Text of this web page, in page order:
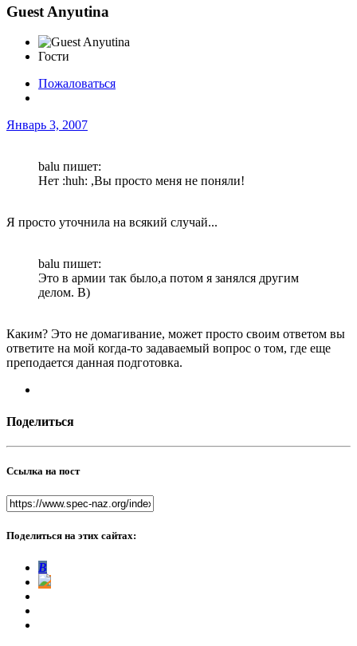
Guest Anyutina
Гости
Пожаловаться
Январь 3, 2007
balu пишет:
Нет :huh: ,Вы просто меня не поняли!
Я просто уточнила на всякий случай...
balu пишет:
Это в армии так было,а потом я занялся другим
делом. B)
Каким? Это не домагивание, может просто своим ответом вы
ответите на мой когда-то задаваемый вопрос о том, где еще
преподается данная подготовка.
Поделиться
Ссылка на пост
Поделиться на этих сайтах:
В